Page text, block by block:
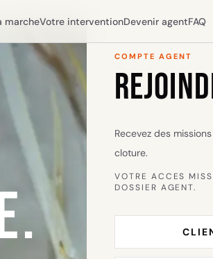
marcheVotre interventionDevenir agentFAQ
COMPTE AGENT
Recevez des
cloture.
VOTRE ACCES
DOSSIER AGENT.